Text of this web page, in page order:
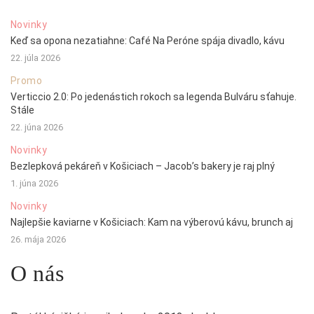
Novinky
Keď sa opona nezatiahne: Café Na Peróne spája divadlo, kávu
22. júla 2026
Promo
Verticcio 2.0: Po jedenástich rokoch sa legenda Bulváru sťahuje.
Stále
22. júna 2026
Novinky
Bezlepková pekáreň v Košiciach – Jacob’s bakery je raj plný
1. júna 2026
Novinky
Najlepšie kaviarne v Košiciach: Kam na výberovú kávu, brunch aj
26. mája 2026
O nás